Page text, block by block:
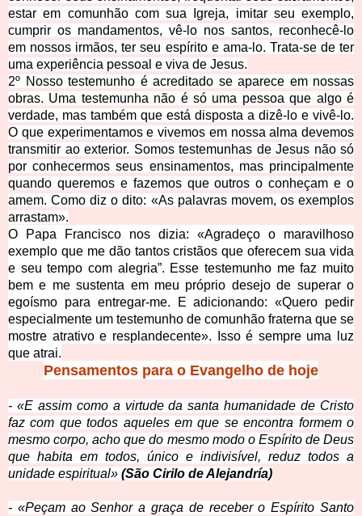
estar em comunhão com sua Igreja, imitar seu exemplo,
cumprir os mandamentos, vê-lo nos santos, reconhecê-lo
em nossos irmãos, ter seu espírito e ama-lo. Trata-se de ter
uma experiência pessoal e viva de Jesus.
2º Nosso testemunho é acreditado se aparece em nossas
obras. Uma testemunha não é só uma pessoa que algo é
verdade, mas também que está disposta a dizê-lo e vivê-lo.
O que experimentamos e vivemos em nossa alma devemos
transmitir ao exterior. Somos testemunhas de Jesus não só
por conhecermos seus ensinamentos, mas principalmente
quando queremos e fazemos que outros o conheçam e o
amem. Como diz o dito: «As palavras movem, os exemplos
arrastam».
O Papa Francisco nos dizia: «Agradeço o maravilhoso
exemplo que me dão tantos cristãos que oferecem sua vida
e seu tempo com alegria”. Esse testemunho me faz muito
bem e me sustenta em meu próprio desejo de superar o
egoísmo para entregar-me. E adicionando: «Quero pedir
especialmente um testemunho de comunhão fraterna que se
mostre atrativo e resplandecente». Isso é sempre uma luz
que atrai.
Pensamentos para o Evangelho de hoje
- «E assim como a virtude da santa humanidade de Cristo
faz com que todos aqueles em que se encontra formem o
mesmo corpo, acho que do mesmo modo o Espírito de Deus
que habita em todos, único e indivisível, reduz todos a
unidade espiritual» (São Cirilo de Alejandría)
- «Peçam ao Senhor a graça de receber o Espírito Santo